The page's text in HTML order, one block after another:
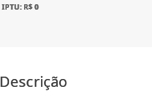
IPTU: R$ 0
Descrição